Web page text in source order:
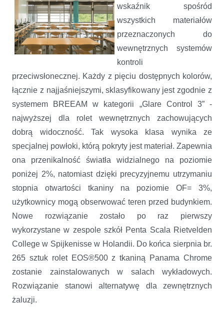
wskaźnik spośród
wszystkich materiałów
przeznaczonych do
wewnętrznych systemów
kontroli
przeciwsłonecznej. Każdy z pięciu dostępnych kolorów,
łącznie z najjaśniejszymi, sklasyfikowany jest zgodnie z
systemem BREEAM w kategorii „Glare Control 3” -
najwyższej dla rolet wewnętrznych zachowujących
dobrą widoczność. Tak wysoka klasa wynika ze
specjalnej powłoki, którą pokryty jest materiał. Zapewnia
ona przenikalność światła widzialnego na poziomie
poniżej 2%, natomiast dzięki precyzyjnemu utrzymaniu
stopnia otwartości tkaniny na poziomie OF= 3%,
użytkownicy mogą obserwować teren przed budynkiem.
Nowe rozwiązanie zostało po raz pierwszy
wykorzystane w zespole szkół Penta Scala Rietvelden
College w Spijkenisse w Holandii. Do końca sierpnia br.
265 sztuk rolet EOS®500 z tkaniną Panama Chrome
zostanie zainstalowanych w salach wykładowych.
Rozwiązanie stanowi alternatywę dla zewnętrznych
żaluzji.